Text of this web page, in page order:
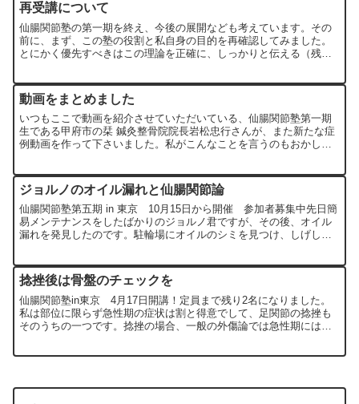
再受講について
仙腸関節塾の第一期を終え、今後の展開なども考えています。その
前に、まず、この塾の役割と私自身の目的を再確認してみました。
とにかく優先すべきはこの理論を正確に、しっかりと伝える（残し
動画をまとめました
いつもここで動画を紹介させていただいている、仙腸関節塾第一期
生である甲府市の栞 鍼灸整骨院院長岩松忠行さんが、また新たな症
例動画を作って下さいました。私がこんなことを言うのもおかしい
ジョルノのオイル漏れと仙腸関節論
仙腸関節塾第五期 in 東京 10月15日から開催 参加者募集中先日簡
易メンテナンスをしたばかりのジョルノ君ですが、その後、オイル
漏れを発見したのです。駐輪場にオイルのシミを見つけ、しげしげ
捻挫後は骨盤のチェックを
仙腸関節塾in東京 4月17日開講！定員まで残り2名になりました。
私は部位に限らず急性期の症状は割と得意でして、足関節の捻挫も
そのうちの一つです。捻挫の場合、一般の外傷論では急性期には安